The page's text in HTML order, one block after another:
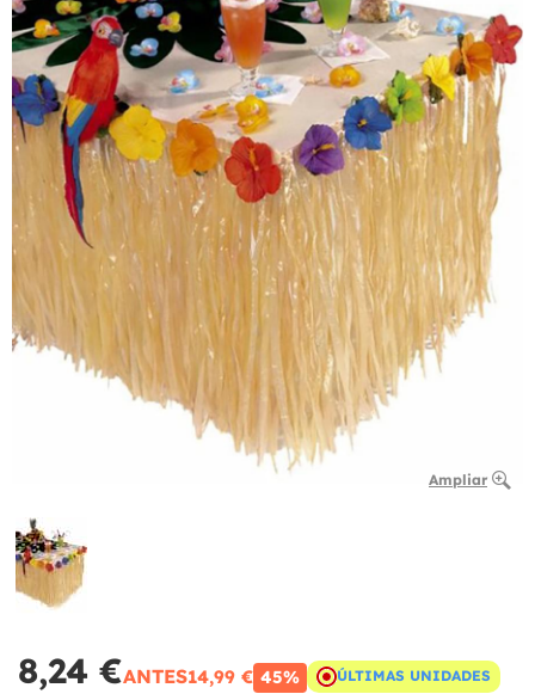
Ampliar
8,24 €ANTES14,99 € 45% ÚLTIMAS UNIDADES